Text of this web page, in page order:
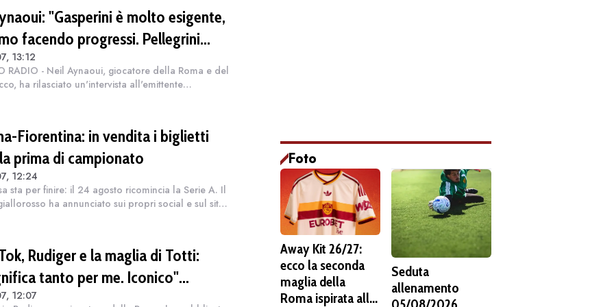
"Gasperini è molto esigente,
facendo progressi. Pellegrini
il meglio"
13:12
RADIO - Neil Aynaoui, giocatore della Roma e del
ha rilasciato un'intervista all'emittente
Fiorentina: in vendita i biglietti
prima di campionato
12:24
sta per finire: il 24 agosto ricomincia la Serie A. Il
ha annunciato sui propri social e sul sito
Rudiger e la maglia di Totti:
tanto per me. Iconico"
12:07
Foto
Away Kit 26/27:
ecco la seconda
maglia della
Roma ispirata alla
Seduta
allenamento